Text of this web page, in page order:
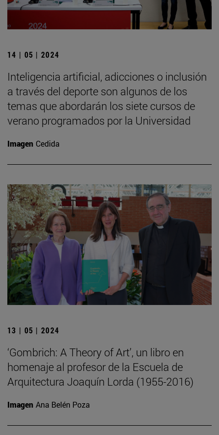
14 | 05 | 2024
Inteligencia artificial, adicciones o inclusión
a través del deporte son algunos de los
temas que abordarán los siete cursos de
verano programados por la Universidad
Imagen Cedida
13 | 05 | 2024
‘Gombrich: A Theory of Art’, un libro en
homenaje al profesor de la Escuela de
Arquitectura Joaquín Lorda (1955-2016)
Imagen Ana Belén Poza